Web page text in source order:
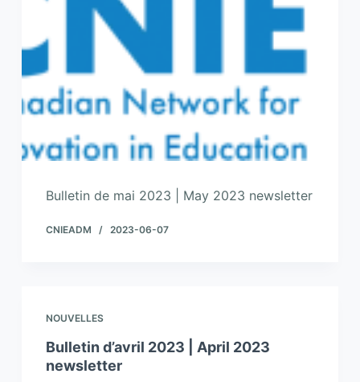
Bulletin de mai 2023 | May 2023 newsletter
CNIEADM 2023-06-07
NOUVELLES
Bulletin d’avril 2023 | April 2023
newsletter